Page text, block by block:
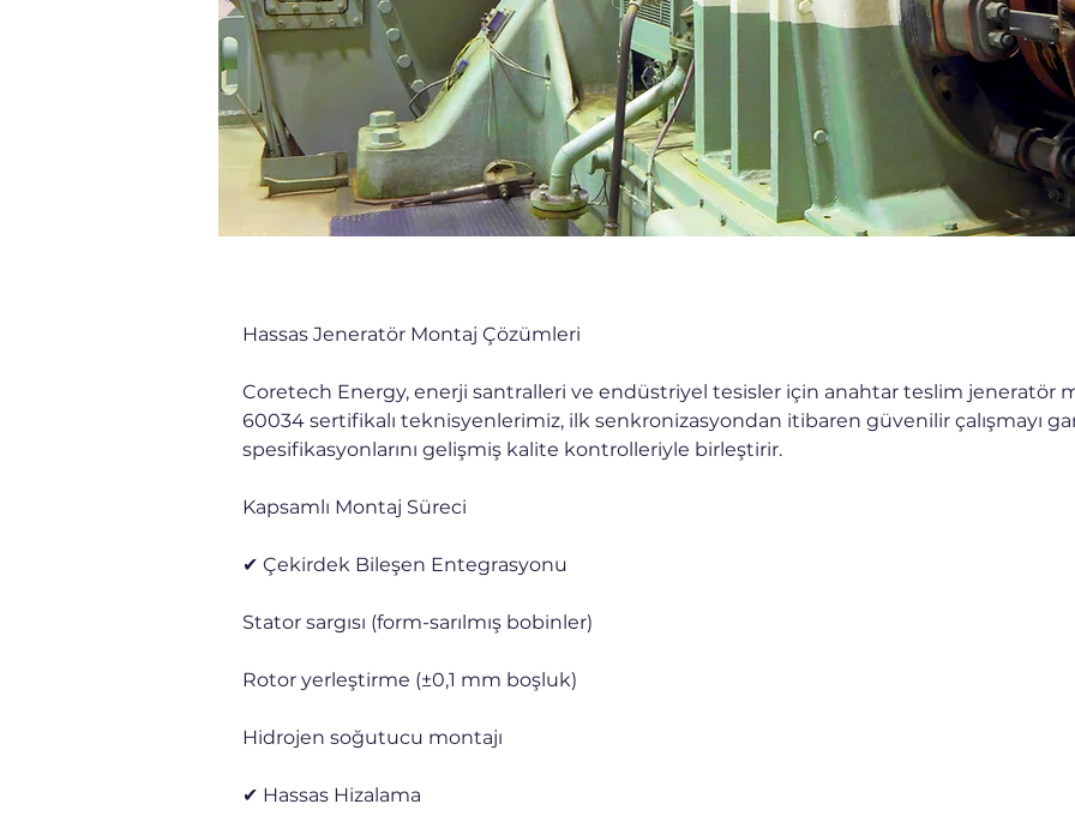
Hassas Jeneratör Montaj Çözümleri
Coretech Energy, enerji santralleri ve endüstriyel tesisler için anahtar teslim jeneratör
60034 sertifikalı teknisyenlerimiz, ilk senkronizasyondan itibaren güvenilir çalışmayı
spesifikasyonlarını gelişmiş kalite kontrolleriyle birleştirir.
Kapsamlı Montaj Süreci
✔ Çekirdek Bileşen Entegrasyonu
Stator sargısı (form-sarılmış bobinler)
Rotor yerleştirme (±0,1 mm boşluk)
Hidrojen soğutucu montajı
✔ Hassas Hizalama